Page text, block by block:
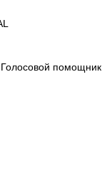
помощник